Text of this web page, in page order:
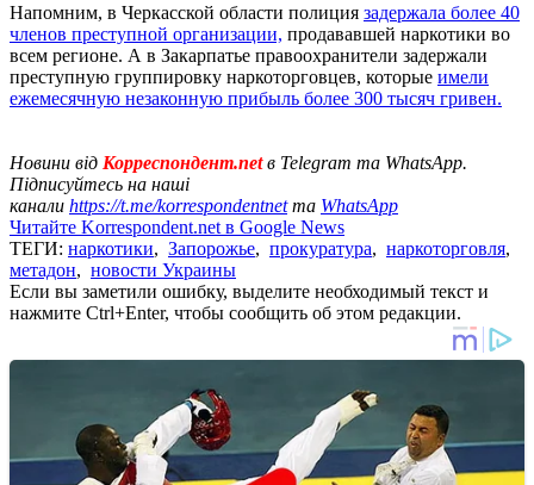
Напомним, в Черкасской области полиция задержала более 40
членов преступной организации, продававшей наркотики во
всем регионе. А в Закарпатье правоохранители задержали
преступную группировку наркоторговцев, которые имели
ежемесячную незаконную прибыль более 300 тысяч гривен.
Новини від Корреспондент.netв Telegram та WhatsApp.
Підписуйтесь на наші
канали https://t.me/korrespondentnetта WhatsApp
Читайте Korrespondent.net в Google News
ТЕГИ: наркотики, Запорожье, прокуратура, наркоторговля,
метадон, новости Украины
Если вы заметили ошибку, выделите необходимый текст и
нажмите Ctrl+Enter, чтобы сообщить об этом редакции.